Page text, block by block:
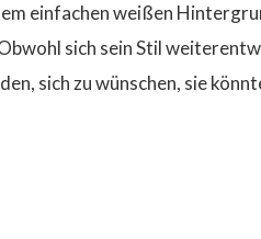
einfachen weißen
sich sein Stil
sich zu wünschen, sie